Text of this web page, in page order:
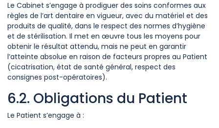
Le Cabinet s’engage à prodiguer des soins conformes aux
règles de l’art dentaire en vigueur, avec du matériel et des
produits de qualité, dans le respect des normes d’hygiène
et de stérilisation. Il met en œuvre tous les moyens pour
obtenir le résultat attendu, mais ne peut en garantir
l’atteinte absolue en raison de facteurs propres au Patient
(cicatrisation, état de santé général, respect des
consignes post-opératoires).
6.2. Obligations du Patient
Le Patient s’engage à :